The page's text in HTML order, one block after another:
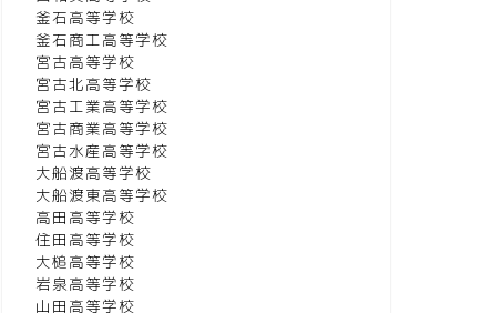
釜石高等学校
釜石商工高等学校
宮古高等学校
宮古北高等学校
宮古工業高等学校
宮古商業高等学校
宮古水産高等学校
大船渡高等学校
大船渡東高等学校
高田高等学校
住田高等学校
大槌高等学校
岩泉高等学校
山田高等学校